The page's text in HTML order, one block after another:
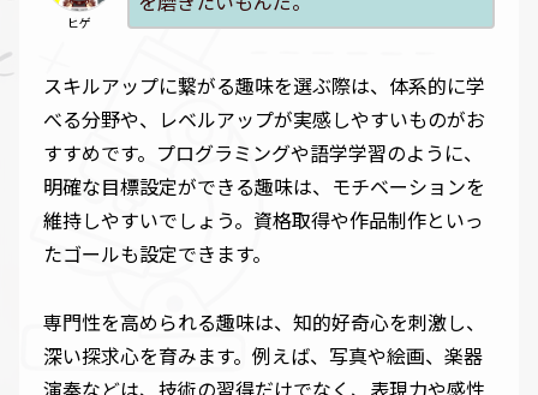
ヒゲ
スキルアップに繋がる趣味を選ぶ際は、体系的に学
べる分野や、レベルアップが実感しやすいものがお
すすめです。プログラミングや語学学習のように、
明確な目標設定ができる趣味は、モチベーションを
維持しやすいでしょう。資格取得や作品制作といっ
たゴールも設定できます。
専門性を高められる趣味は、知的好奇心を刺激し、
深い探求心を育みます。例えば、写真や絵画、楽器
演奏などは、技術の習得だけでなく、表現力や感性